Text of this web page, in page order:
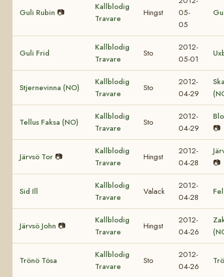
Guli Rubin 📷
Kallblodig
Travare
Hingst
05-
05
Guli Frid
Kallblodig
Travare
Sto
2012-
05-01
Stjernevinna (NO)
Kallblodig
Travare
Sto
2012-
04-29
Tellus Faksa (NO)
Kallblodig
Travare
Sto
2012-
04-29
📷
Järvsö Tor 📷
Kallblodig
Travare
Hingst
2012-
04-28
📷
Sid Ill
Kallblodig
Travare
Valack
2012-
04-28
Järvsö John 📷
Kallblodig
Travare
Hingst
2012-
04-26
Trönö Tösa
Kallblodig
Travare
Sto
2012-
04-26